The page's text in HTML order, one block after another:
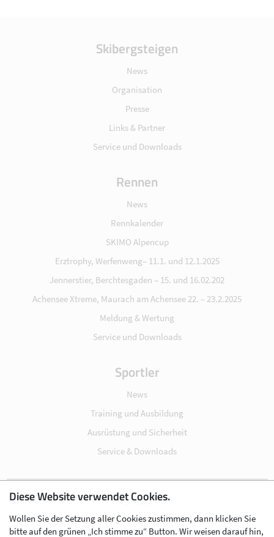
Skibergsteigen
News
Organisation
Presse
Links & Partner
Service und Downloads
Rennen
News
Rennkalender
SKIMO Alpencup
Erztrophy, Werfenweng– 11.1. und 12.1.2025
Jennerstier, Berchtesgaden – 15. und 16.02.202
Achensee Xtreme, Maurach am Achensee 22. – 23.2.2025
Meldung & Wertung
Service und Downloads
Sportler
News
Training und Ausbildung
Ausrüstung und Sicherheit
Service & Downloads
Impressum
Datenschutz
Diese Website verwendet Cookies.
Wollen Sie der Setzung aller Cookies zustimmen, dann klicken Sie
bitte auf den grünen „Ich stimme zu“ Button. Wir weisen darauf hin,